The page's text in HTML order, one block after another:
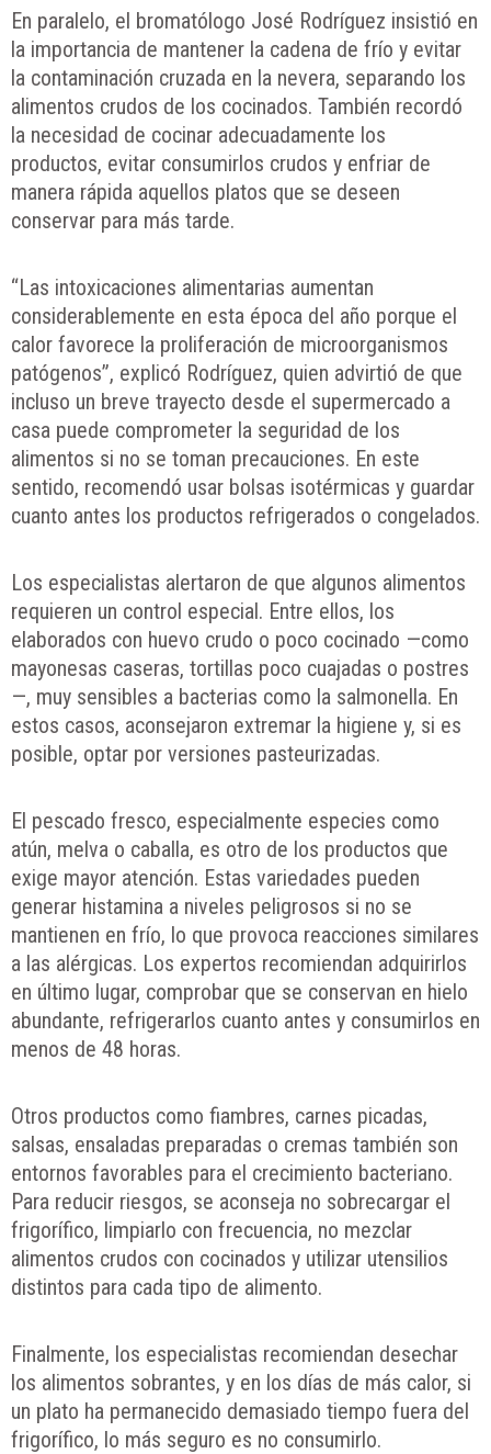
En paralelo, el bromatólogo José Rodríguez insistió en
la importancia de mantener la cadena de frío y evitar
la contaminación cruzada en la nevera, separando los
alimentos crudos de los cocinados. También recordó
la necesidad de cocinar adecuadamente los
productos, evitar consumirlos crudos y enfriar de
manera rápida aquellos platos que se deseen
conservar para más tarde.
“Las intoxicaciones alimentarias aumentan
considerablemente en esta época del año porque el
calor favorece la proliferación de microorganismos
patógenos”, explicó Rodríguez, quien advirtió de que
incluso un breve trayecto desde el supermercado a
casa puede comprometer la seguridad de los
alimentos si no se toman precauciones. En este
sentido, recomendó usar bolsas isotérmicas y guardar
cuanto antes los productos refrigerados o congelados.
Los especialistas alertaron de que algunos alimentos
requieren un control especial. Entre ellos, los
elaborados con huevo crudo o poco cocinado —como
mayonesas caseras, tortillas poco cuajadas o postres
—, muy sensibles a bacterias como la salmonella. En
estos casos, aconsejaron extremar la higiene y, si es
posible, optar por versiones pasteurizadas.
El pescado fresco, especialmente especies como
atún, melva o caballa, es otro de los productos que
exige mayor atención. Estas variedades pueden
generar histamina a niveles peligrosos si no se
mantienen en frío, lo que provoca reacciones similares
a las alérgicas. Los expertos recomiendan adquirirlos
en último lugar, comprobar que se conservan en hielo
abundante, refrigerarlos cuanto antes y consumirlos en
menos de 48 horas.
Otros productos como fiambres, carnes picadas,
salsas, ensaladas preparadas o cremas también son
entornos favorables para el crecimiento bacteriano.
Para reducir riesgos, se aconseja no sobrecargar el
frigorífico, limpiarlo con frecuencia, no mezclar
alimentos crudos con cocinados y utilizar utensilios
distintos para cada tipo de alimento.
Finalmente, los especialistas recomiendan desechar
los alimentos sobrantes, y en los días de más calor, si
un plato ha permanecido demasiado tiempo fuera del
frigorífico, lo más seguro es no consumirlo.